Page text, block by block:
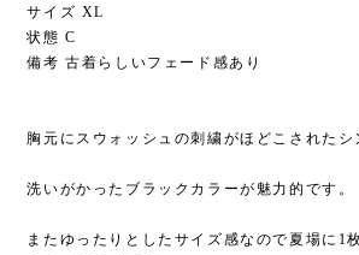
サイズ XL
状態 C
備考 古着らしいフェード感あり
胸元にスウォッシュの刺繍がほどこされたシ
洗いがかったブラックカラーが魅力的です。
またゆったりとしたサイズ感なので夏場に1